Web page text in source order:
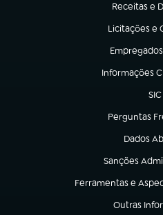
Receitas e
(abre em
Licitações e
(abre em
(abre em
Informações
(abre em nova
SIC
Perguntas
(abre em
Dados
(abre em
Sanções
(abre em
Ferramentas e
(abre em nova aba)
Outras
(abre em